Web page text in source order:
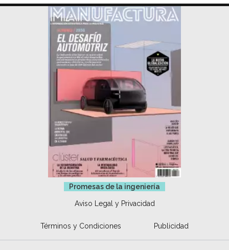
Promesas de la ingeniería
Aviso Legal y Privacidad
Términos y Condiciones Publicidad